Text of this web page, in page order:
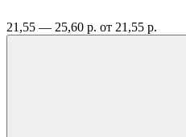
21,55 — 25,60 р. от 21,55 р.